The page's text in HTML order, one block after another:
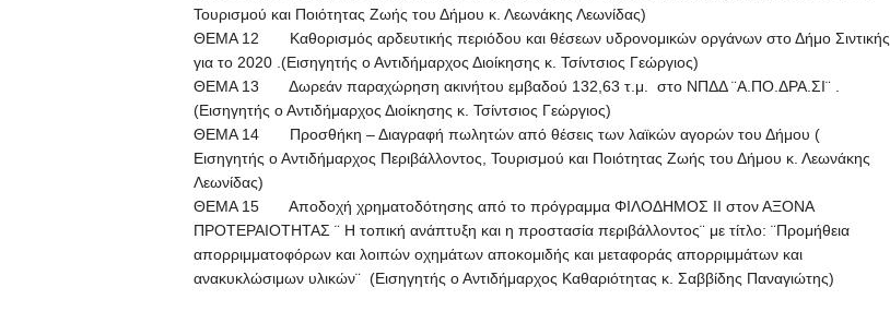
Τουρισμού και Ποιότητας Ζωής του Δήμου κ. Λεωνάκης Λεωνίδας)
ΘΕΜΑ 12 Καθορισμός αρδευτικής περιόδου και θέσεων υδρονομικών οργάνων στο Δήμο Σιντικής
για το 2020 .(Εισηγητής ο Αντιδήμαρχος Διοίκησης κ. Τσίντσιος Γεώργιος)
ΘΕΜΑ 13 Δωρεάν παραχώρηση ακινήτου εμβαδού 132,63 τ.μ. στο ΝΠΔΔ ¨Α.ΠΟ.ΔΡΑ.ΣΙ¨ .
(Εισηγητής ο Αντιδήμαρχος Διοίκησης κ. Τσίντσιος Γεώργιος)
ΘΕΜΑ 14 Προσθήκη – Διαγραφή πωλητών από θέσεις των λαϊκών αγορών του Δήμου (
Εισηγητής ο Αντιδήμαρχος Περιβάλλοντος, Τουρισμού και Ποιότητας Ζωής του Δήμου κ. Λεωνάκης
Λεωνίδας)
ΘΕΜΑ 15 Αποδοχή χρηματοδότησης από το πρόγραμμα ΦΙΛΟΔΗΜΟΣ ΙΙ στον ΑΞΟΝΑ
ΠΡΟΤΕΡΑΙΟΤΗΤΑΣ ¨ Η τοπική ανάπτυξη και η προστασία περιβάλλοντος¨ με τίτλο: ¨Προμήθεια
απορριμματοφόρων και λοιπών οχημάτων αποκομιδής και μεταφοράς απορριμμάτων και
ανακυκλώσιμων υλικών¨ (Εισηγητής ο Αντιδήμαρχος Καθαριότητας κ. Σαββίδης Παναγιώτης)